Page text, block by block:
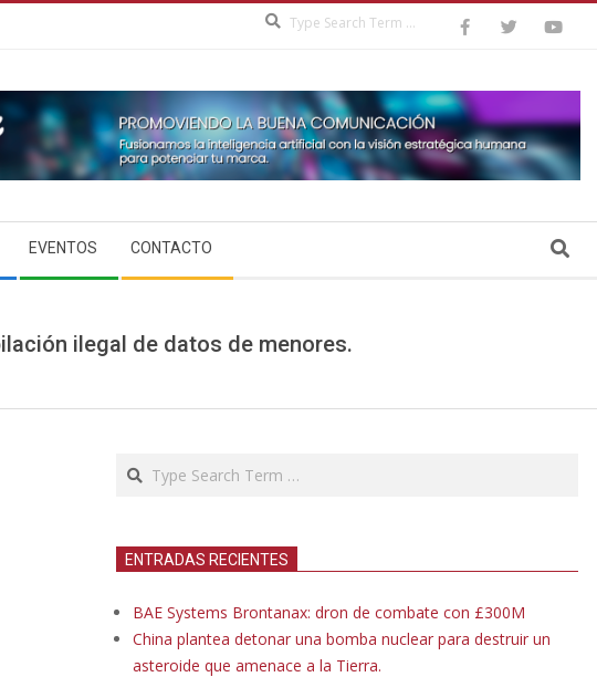
EVENTOS CONTACTO Search
ilegal de datos de menores.
Search
ENTRADAS RECIENTES
BAE Systems Brontanax: dron de combate con £300M
China plantea detonar una bomba nuclear para destruir un
asteroide que amenace a la Tierra.